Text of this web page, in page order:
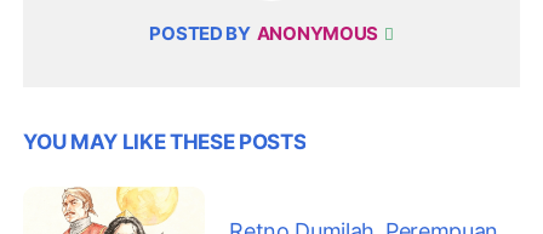
POSTED BY ANONYMOUS
YOU MAY LIKE THESE POSTS